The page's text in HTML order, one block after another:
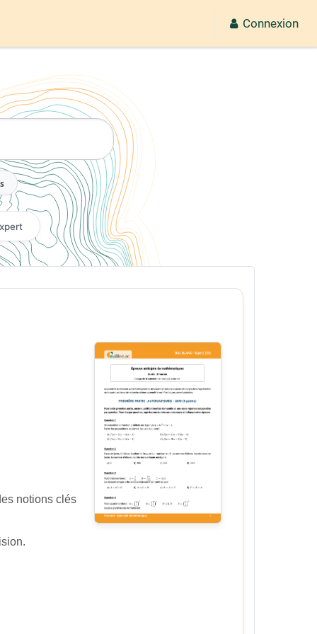
Connexion
2026
notions clés